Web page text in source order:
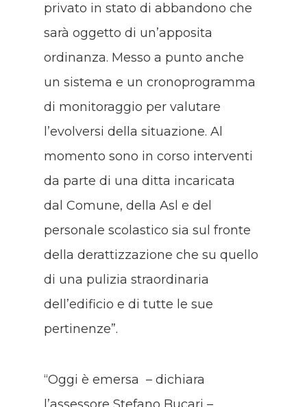
privato in stato di abbandono che
sarà oggetto di un’apposita
ordinanza. Messo a punto anche
un sistema e un cronoprogramma
di monitoraggio per valutare
l’evolversi della situazione. Al
momento sono in corso interventi
da parte di una ditta incaricata
dal Comune, della Asl e del
personale scolastico sia sul fronte
della derattizzazione che su quello
di una pulizia straordinaria
dell’edificio e di tutte le sue
pertinenze”.
“Oggi è emersa – dichiara